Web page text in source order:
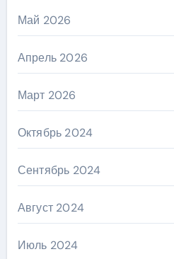
Май 2026
Апрель 2026
Март 2026
Октябрь 2024
Сентябрь 2024
Август 2024
Июль 2024